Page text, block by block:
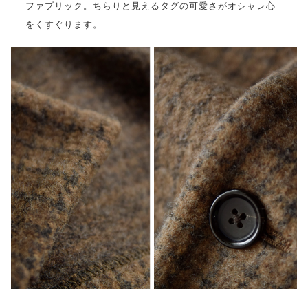
ファブリック。ちらりと見えるタグの可愛さがオシャレ心
をくすぐります。